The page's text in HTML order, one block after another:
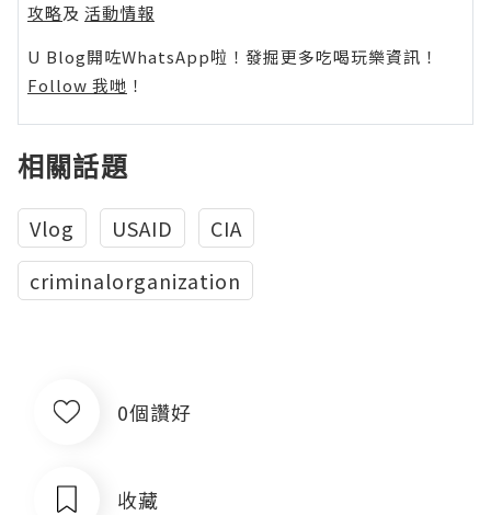
攻略及 活動情報
U Blog開咗WhatsApp啦！發掘更多吃喝玩樂資訊！
Follow 我哋 ！
相關話題
Vlog USAID
CIA
criminalorganization
0個讚好
收藏